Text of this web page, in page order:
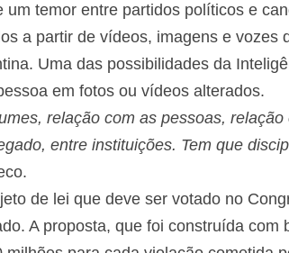
um temor entre partidos políticos e
a partir de vídeos, imagens e vozes
Uma das possibilidades da
em fotos ou vídeos alterados.
relação com as pessoas,
entre instituições. Tem que
de lei que deve ser votado no
A proposta, que foi construída